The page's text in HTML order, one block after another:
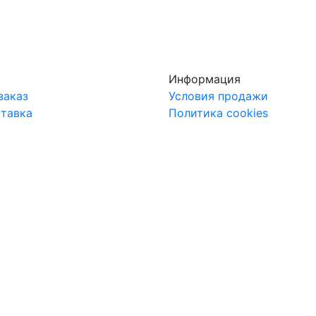
Информация
Условия продажи
Политика cookies